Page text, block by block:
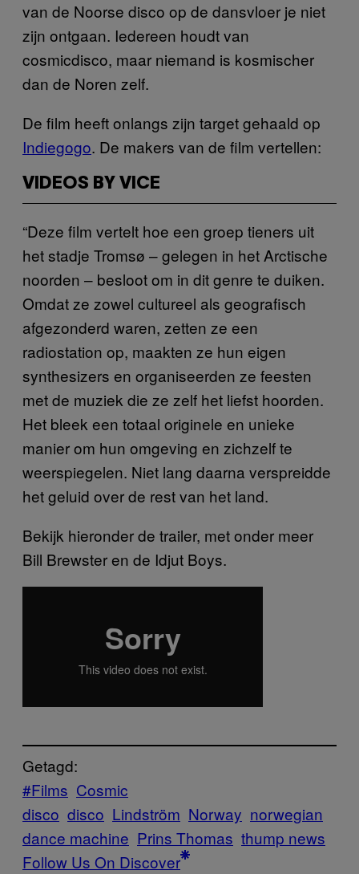
van de Noorse disco op de dansvloer je niet
zijn ontgaan. Iedereen houdt van
cosmicdisco, maar niemand is kosmischer
dan de Noren zelf.
De film heeft onlangs zijn target gehaald op
Indiegogo. De makers van de film vertellen:
VIDEOS BY VICE
“Deze film vertelt hoe een groep tieners uit
het stadje Tromsø – gelegen in het Arctische
noorden – besloot om in dit genre te duiken.
Omdat ze zowel cultureel als geografisch
afgezonderd waren, zetten ze een
radiostation op, maakten ze hun eigen
synthesizers en organiseerden ze feesten
met de muziek die ze zelf het liefst hoorden.
Het bleek een totaal originele en unieke
manier om hun omgeving en zichzelf te
weerspiegelen. Niet lang daarna verspreidde
het geluid over de rest van het land.
Bekijk hieronder de trailer, met onder meer
Bill Brewster en de Idjut Boys.
Getagd:
#Films Cosmic
disco disco Lindström Norway norwegian
dance machine Prins Thomas thump news
Follow Us On Discover